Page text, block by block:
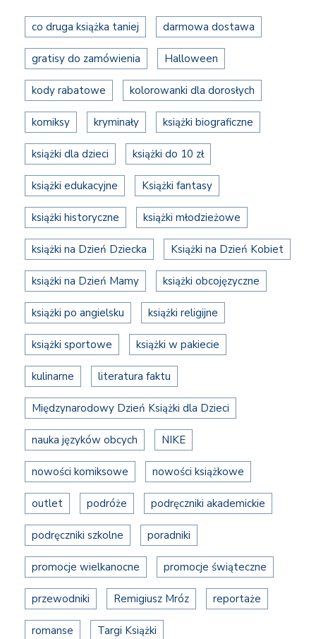
co druga książka taniej darmowa dostawa
gratisy do zamówienia Halloween
kody rabatowe kolorowanki dla dorosłych
komiksy kryminały książki biograficzne
książki dla dzieci książki do 10 zł
książki edukacyjne Książki fantasy
książki historyczne książki młodzieżowe
książki na Dzień Dziecka Książki na Dzień Kobiet
książki na Dzień Mamy książki obcojęzyczne
książki po angielsku książki religijne
książki sportowe książki w pakiecie
kulinarne literatura faktu
Międzynarodowy Dzień Książki dla Dzieci
nauka języków obcych NIKE
nowości komiksowe nowości książkowe
outlet podróże podręczniki akademickie
podręczniki szkolne poradniki
promocje wielkanocne promocje świąteczne
przewodniki Remigiusz Mróz reportaże
romanse Targi Książki